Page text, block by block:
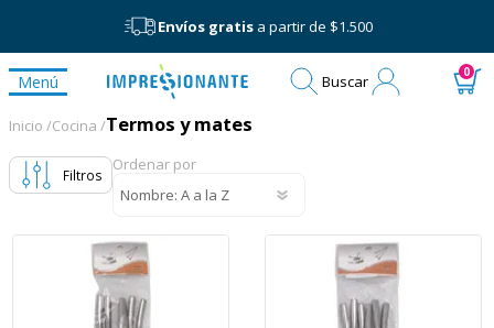
Envíos gratisa partir de $1.500
Menú Buscar 0
Termos y mates
Inicio /Cocina /Termos y mates
Filtros
Ordenar por